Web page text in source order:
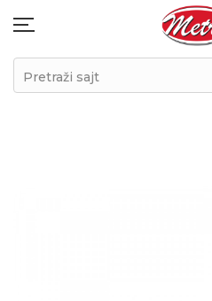
Pretraži sajt